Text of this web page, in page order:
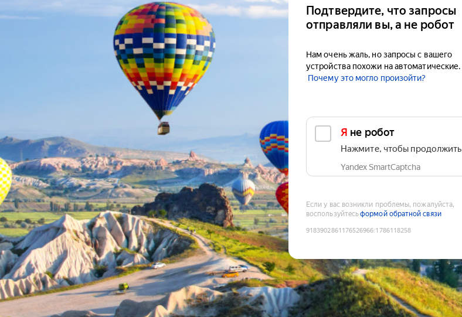
Подтвердите, что запросы
отправляли вы, а не робот
Нам очень жаль, но запросы с вашего
устройства похожи на автоматические.
Почему это могло произойти?
Я не робот
Нажмите, чтобы продолжить
Yandex SmartCaptcha
Если у вас возникли проблемы, пожалуйста,
воспользуйтесьформой обратной связи
9183902861176526966:1786118258